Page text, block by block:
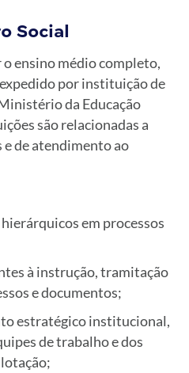
Social
ensino médio completo,
por instituição de
da Educação
são relacionadas a
de atendimento ao
em processos
à instrução, tramitação
e documentos;
estratégico institucional,
de trabalho e dos